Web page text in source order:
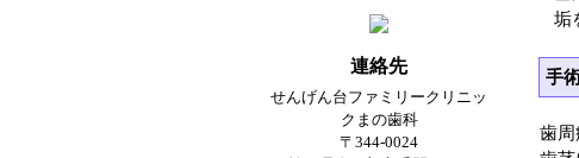
連絡先
せんげん台ファミリークリニッ
クまの歯科
〒344-0024
垢
手
歯周